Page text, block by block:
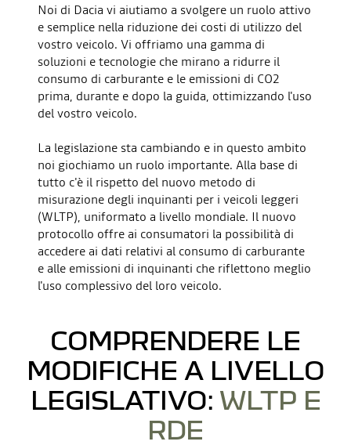
Noi di Dacia vi aiutiamo a svolgere un ruolo attivo
e semplice nella riduzione dei costi di utilizzo del
vostro veicolo. Vi offriamo una gamma di
soluzioni e tecnologie che mirano a ridurre il
consumo di carburante e le emissioni di CO2
prima, durante e dopo la guida, ottimizzando l'uso
del vostro veicolo.
La legislazione sta cambiando e in questo ambito
noi giochiamo un ruolo importante. Alla base di
tutto c'è il rispetto del nuovo metodo di
misurazione degli inquinanti per i veicoli leggeri
(WLTP), uniformato a livello mondiale. Il nuovo
protocollo offre ai consumatori la possibilità di
accedere ai dati relativi al consumo di carburante
e alle emissioni di inquinanti che riflettono meglio
l'uso complessivo del loro veicolo.
COMPRENDERE LE
MODIFICHE A LIVELLO
LEGISLATIVO: WLTP E
RDE